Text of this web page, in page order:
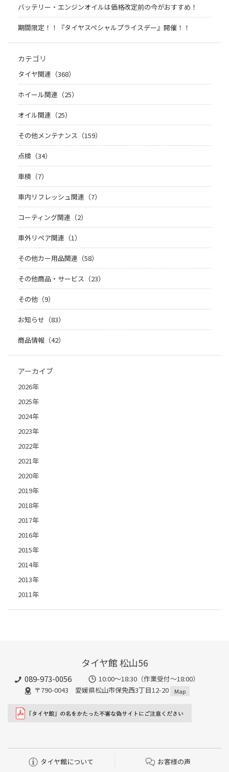
バッテリー・エンジンオイルは価格改定前の今がおすすめ！
期間限定！！『タイヤスペシャルプライスデー』開催！！
カテゴリ
タイヤ関連（368）
ホイール関連（25）
オイル関連（25）
その他メンテナンス（159）
点検（34）
車検（7）
車内リフレッシュ関連（7）
コーティング関連（2）
車外リペア関連（1）
その他カー用品関連（58）
その他商品・サービス（23）
その他（9）
お知らせ（83）
商品情報（42）
アーカイブ
2026年
2025年
2024年
2023年
2022年
2021年
2020年
2019年
2018年
2017年
2016年
2015年
2014年
2013年
2011年
タイヤ館 松山56
089-973-0056
10:00～18:30（作業受付～18:00）
〒790-0043 愛媛県松山市保免西3丁目12-20
Map
タイヤ館について お客様の声